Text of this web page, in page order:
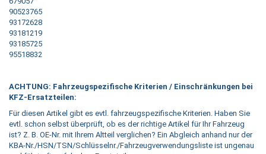
90523765
93172628
93181219
93185725
95518832
ACHTUNG: Fahrzeugspezifische Kriterien / Einschränkungen bei
KFZ-Ersatzteilen:
Für diesen Artikel gibt es evtl. fahrzeugspezifische Kriterien. Haben Sie
evtl. schon selbst überprüft, ob es der richtige Artikel für Ihr Fahrzeug
ist? Z. B. OE-Nr. mit Ihrem Altteil verglichen? Ein Abgleich anhand nur der
KBA-Nr./HSN/TSN/Schlüsselnr./Fahrzeugverwendungsliste ist ungenau